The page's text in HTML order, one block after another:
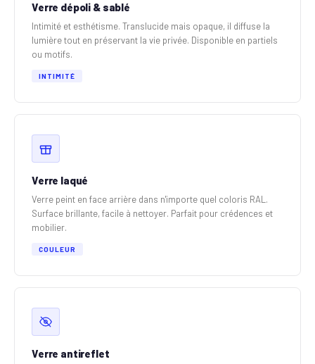
Verre dépoli & sablé
Intimité et esthétisme. Translucide mais opaque, il diffuse la
lumière tout en préservant la vie privée. Disponible en partiels
ou motifs.
INTIMITÉ
Verre laqué
Verre peint en face arrière dans n'importe quel coloris RAL.
Surface brillante, facile à nettoyer. Parfait pour crédences et
mobilier.
COULEUR
Verre antireflet